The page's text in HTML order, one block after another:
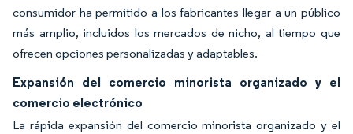
consumidor ha permitido a los fabricantes llegar a un público
más amplio, incluidos los mercados de nicho, al tiempo que
ofrecen opciones personalizadas y adaptables.
Expansión del comercio minorista organizado y el
comercio electrónico
La rápida expansión del comercio minorista organizado y el